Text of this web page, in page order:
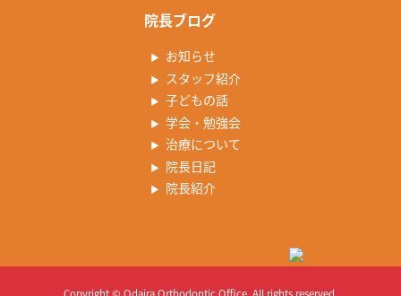
院長ブログ
お知らせ
スタッフ紹介
子どもの話
学会・勉強会
治療について
院長日記
院長紹介